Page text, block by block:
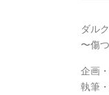
ダル
〜傷
企画
執筆